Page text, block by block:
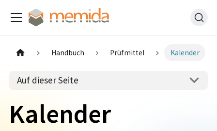
Handbuch Prüfmittel Kalender
Auf dieser Seite
Kalender